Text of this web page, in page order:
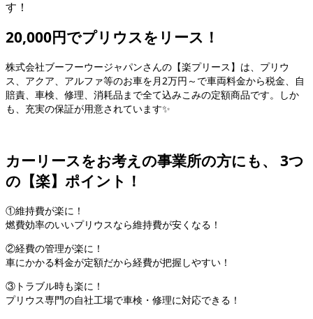
20,000円でプリウスをリース！
株式会社ブーフーウージャパンさんの【楽プリース】は、プリウ
ス、アクア、アルファ等のお車を月2万円～で車両料金から税金、自
賠責、車検、修理、消耗品まで全て込みこみの定額商品です。しか
も、充実の保証が用意されています✨
カーリースをお考えの事業所の方にも、 3つ
の【楽】ポイント！
①維持費が楽に！
燃費効率のいいプリウスなら維持費が安くなる！
②経費の管理が楽に！
車にかかる料金が定額だから経費が把握しやすい！
③トラブル時も楽に！
プリウス専門の自社工場で車検・修理に対応できる！